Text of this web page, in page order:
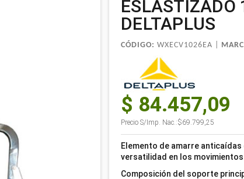
DELTAPLUS
CÓDIGO: WXECV1026EA |
$ 84.457,09
Precio S/Imp. Nac.:$69.799,25
Elemento de amarre
versatilidad en los
Composición del soporte